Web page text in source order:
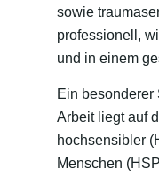
sowie
professionell,
und in einem
Ein besonderer
Arbeit liegt auf
hochsensibler
Menschen